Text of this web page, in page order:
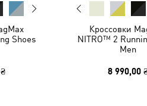
Shoes
Кроссовки
NITRO™ 2
Men
8 990,00